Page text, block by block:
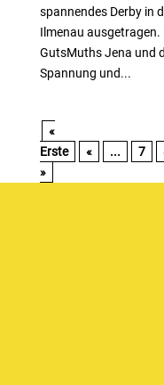
spannendes Derby in
Ilmenau ausgetragen.
GutsMuths Jena und
Spannung und...
«
Erste
« ... 7
»